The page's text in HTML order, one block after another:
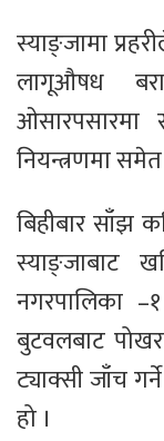
स्याङ्जामा
लागूऔषध
ओसारपसारमा
नियन्त्रणमा
बिहीबार साँझ
स्याङ्जाबाट
नगरपालिका –१
बुटवलबाट
ट्याक्सी जाँच
हो ।